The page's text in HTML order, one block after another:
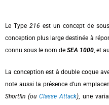
Le Type 216 est un concept de
conception plus large destinée à
connu sous le nom de SEA 1000, et
La conception est à double coque
note aussi la présence d’un
Shortfin (ouClasse Attack) , une